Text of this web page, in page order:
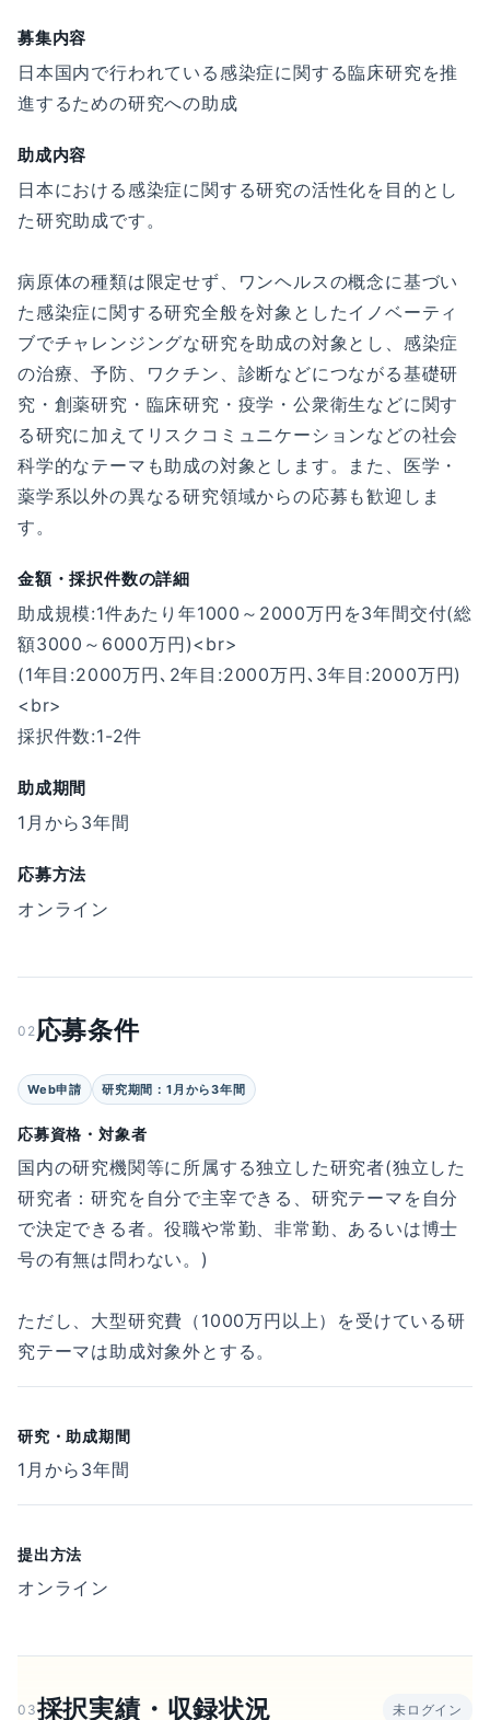
募集内容
日本国内で行われている感染症に関する臨床研究を推
進するための研究への助成
助成内容
日本における感染症に関する研究の活性化を目的とし
た研究助成です。
病原体の種類は限定せず、ワンヘルスの概念に基づい
た感染症に関する研究全般を対象としたイノベーティ
ブでチャレンジングな研究を助成の対象とし、感染症
の治療、予防、ワクチン、診断などにつながる基礎研
究・創薬研究・臨床研究・疫学・公衆衛生などに関す
る研究に加えてリスクコミュニケーションなどの社会
科学的なテーマも助成の対象とします。また、医学・
薬学系以外の異なる研究領域からの応募も歓迎しま
す。
金額・採択件数の詳細
助成規模:1件あたり年1000～2000万円を3年間交付(総
額3000～6000万円)<br>
(1年目:2000万円､2年目:2000万円､3年目:2000万円)
<br>
採択件数:1-2件
助成期間
1月から3年間
応募方法
オンライン
02 応募条件
Web申請 研究期間：1月から3年間
応募資格・対象者
国内の研究機関等に所属する独立した研究者(独立した
研究者：研究を自分で主宰できる、研究テーマを自分
で決定できる者。役職や常勤、非常勤、あるいは博士
号の有無は問わない。)
ただし、大型研究費（1000万円以上）を受けている研
究テーマは助成対象外とする。
研究・助成期間
1月から3年間
提出方法
オンライン
03採択実績・収録状況 未ログイン